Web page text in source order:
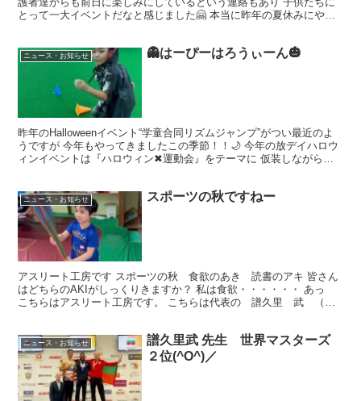
とって一大イベントだなと感じました🤗 本当に昨年の夏休みにやっ
ニュース・お知らせ 👻はーぴーはろうぃーん🎃
昨年のHalloweenイベント“学童合同リズムジャンプ”がつい最近のよ
うですが 今年もやってきましたこの季節！！🌙 今年の放デイハロウ
ィンイベントは『ハロウィン✖運動会』をテーマに 仮装しながら、
ニュース・お知らせ スポーツの秋ですねー
アスリート工房です スポーツの秋 食欲のあき 読書のアキ 皆さん
はどちらのAKIがしっくりきますか？ 私は食欲・・・・・・ あっ
こちらはアスリート工房です。 こちらは代表の 譜久里 武 （ふ
ニュース・お知らせ
譜久里武 先生 世界マスターズ
２位(^O^)／